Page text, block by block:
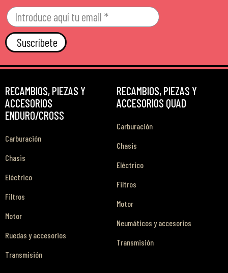
Suscríbete
RECAMBIOS, PIEZAS Y
ACCESORIOS
ENDURO/CROSS
Carburación
Chasis
Eléctrico
Filtros
Motor
Ruedas y accesorios
Transmisión
RECAMBIOS, PIEZAS Y
ACCESORIOS QUAD
Carburación
Chasis
Eléctrico
Filtros
Motor
Neumáticos y accesorios
Transmisión